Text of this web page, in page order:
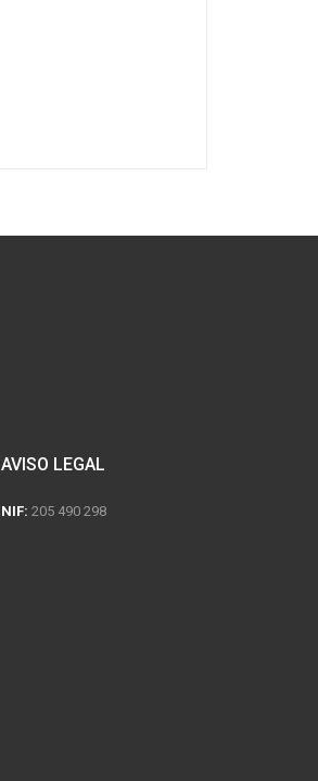
AVISO LEGAL
NIF: 205 490 298